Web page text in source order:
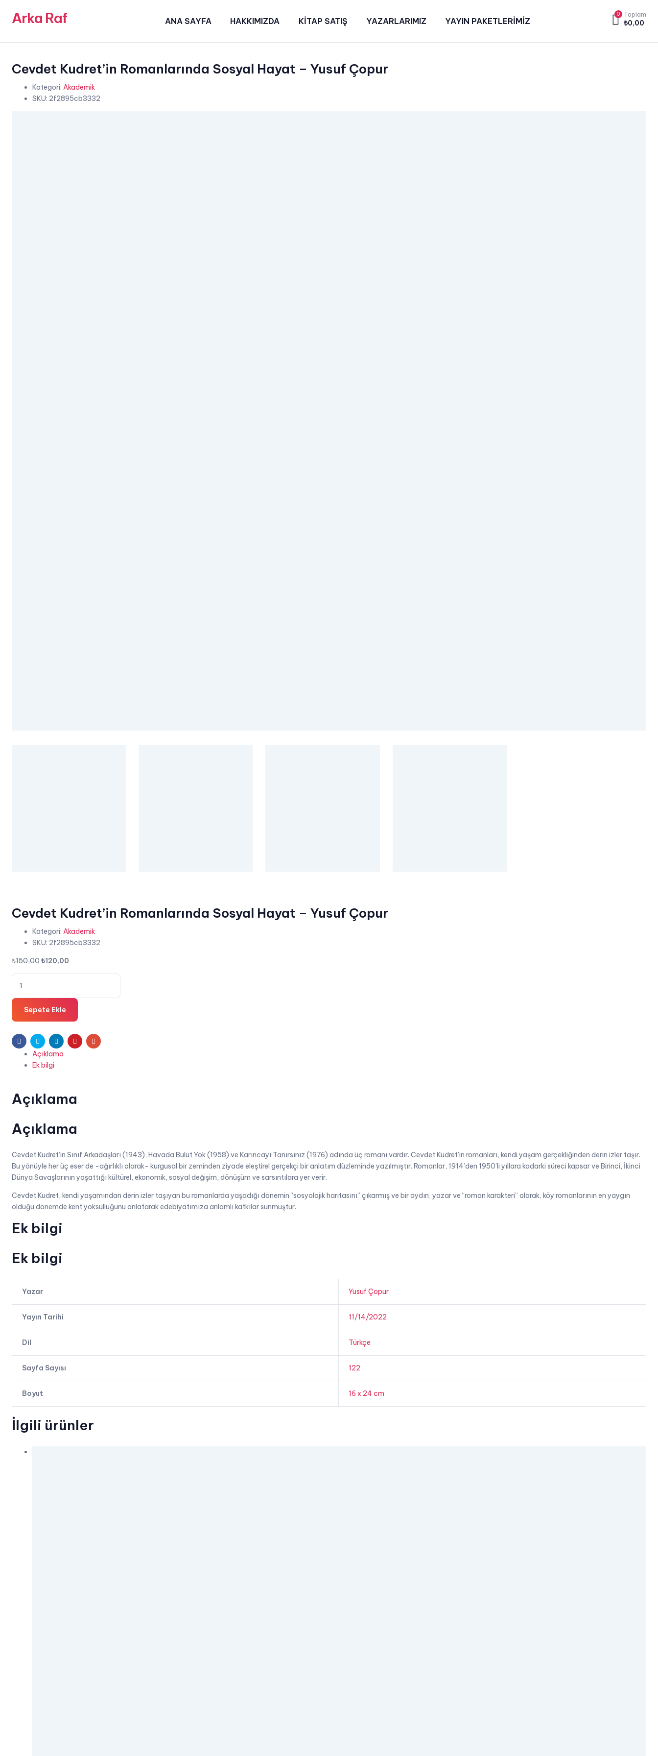
Arka Raf ANA SAYFA HAKKIMIZDA KİTAP SATIŞ YAZARLARIMIZ YAYIN PAKETLERİMİZ
0 Toplam
₺0,00
Cevdet Kudret’in Romanlarında Sosyal Hayat – Yusuf Çopur
Kategori: Akademik
SKU: 2f2895cb3332
Cevdet Kudret’in Romanlarında Sosyal Hayat – Yusuf Çopur
Kategori: Akademik
SKU: 2f2895cb3332
₺150,00Orijinal
fiyat:
₺120,00
andaki
Cevdet
Kudret'in
Romanlarında
Sosyal
Hayat
-
Yusuf
Çopur
adet
Sepete Ekle
FacebookTwitter LinkedinPinterestE-
Açıklama
Ek bilgi
Açıklama
Açıklama
Cevdet Kudret’in Sınıf Arkadaşları (1943), Havada Bulut Yok (1958) ve Karıncayı Tanırsınız (1976) adında üç romanı vardır. Cevdet Kudret’in romanları, kendi yaşam gerçekliğinden derin izler taşır.
Bu yönüyle her üç eser de -ağırlıklı olarak- kurgusal bir zeminden ziyade eleştirel gerçekçi bir anlatım düzleminde yazılmıştır. Romanlar, 1914’den 1950’li yıllara kadarki süreci kapsar ve Birinci, İkinci
Dünya Savaşlarının yaşattığı kültürel, ekonomik, sosyal değişim, dönüşüm ve sarsıntılara yer verir.
Cevdet Kudret, kendi yaşamından derin izler taşıyan bu romanlarda yaşadığı dönemin “sosyolojik haritasını” çıkarmış ve bir aydın, yazar ve “roman karakteri” olarak, köy romanlarının en yaygın
olduğu dönemde kent yoksulluğunu anlatarak edebiyatımıza anlamlı katkılar sunmuştur.
Ek bilgi
Ek bilgi
Yazar Yusuf Çopur
Yayın Tarihi 11/14/2022
Dil Türkçe
Sayfa Sayısı 122
Boyut 16 x 24 cm
İlgili ürünler